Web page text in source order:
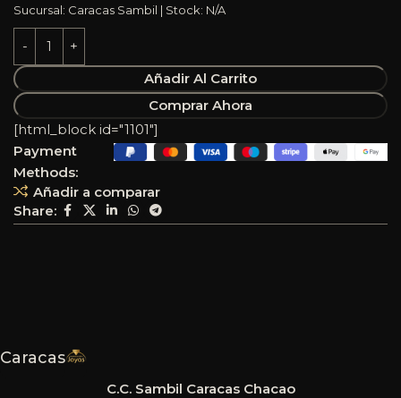
Sucursal: Caracas Sambil | Stock: N/A
Añadir Al Carrito
Comprar Ahora
Añadir a comparar
Share:
[html_block id="1101"]
Payment
Methods:
Caracas
C.C. Sambil Caracas Chacao